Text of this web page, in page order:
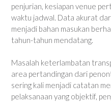
penjurian, kesiapan venue
waktu jadwal. Data akurat
menjadi bahan masukan
tahun-tahun mendatang.
Masalah keterlambatan
area pertandingan dari
sering kali menjadi catatan
pelaksanaan yang objektif,